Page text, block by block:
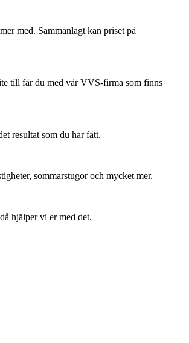
med. Sammanlagt kan priset på
till får du med vår VVS-firma som finns
resultat som du har fått.
sommarstugor och mycket mer.
hjälper vi er med det.